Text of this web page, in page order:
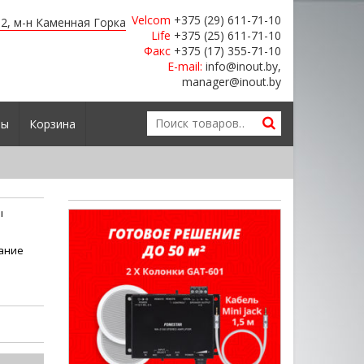
м-н Каменная Горка Velcom +375 (29) 611-71-10
Life +375 (25) 611-71-10
Факс +375 (17) 355-71-10
E-mail: info@inout.by,
manager@inout.by
Корзина